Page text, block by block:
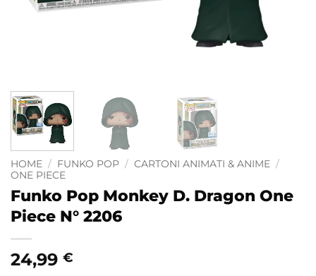
HOME / FUNKO POP / CARTONI ANIMATI & ANIME /
ONE PIECE
Funko Pop Monkey D. Dragon One
Piece N° 2206
24,99 €